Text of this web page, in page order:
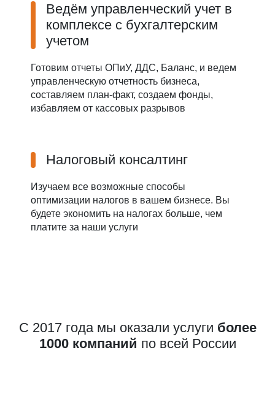
Ведём управленческий учет в
комплексе с бухгалтерским
учетом
Готовим отчеты ОПиУ, ДДС, Баланс, и ведем
управленческую отчетность бизнеса,
составляем план-факт, создаем фонды,
избавляем от кассовых разрывов
Налоговый консалтинг
Изучаем все возможные способы
оптимизации налогов в вашем бизнесе. Вы
будете экономить на налогах больше, чем
платите за наши услуги
С 2017 года мы оказали услуги более
1000 компаний по всей России